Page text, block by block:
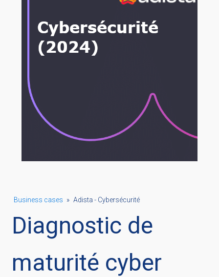
Business cases » Adista - Cybersécurité
Diagnostic de
maturité cyber